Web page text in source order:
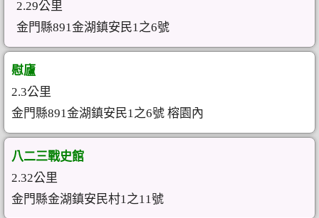
2.29公里
金門縣891金湖鎮安民1之6號
慰廬
2.3公里
金門縣891金湖鎮安民1之6號 榕園內
八二三戰史館
2.32公里
金門縣金湖鎮安民村1之11號